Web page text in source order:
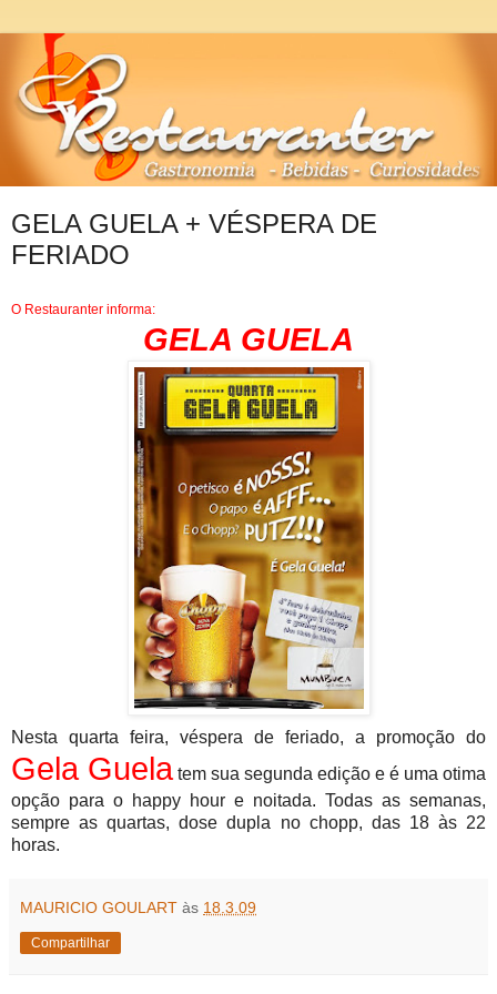
GELA GUELA + VÉSPERA DE
FERIADO
O Restauranter informa:
GELA GUELA
Nesta quarta feira, véspera de feriado, a promoção do
Gela Guelatem sua segunda edição e é uma otima
opção para o happy hour e noitada. Todas as semanas,
sempre as quartas, dose dupla no chopp, das 18 às 22
horas.
MAURICIO GOULART às 18.3.09
Compartilhar